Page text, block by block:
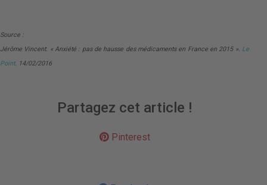
Source :
Jérôme Vincent. « Anxiété : pas de hausse des médicaments en France en 2015 ». Le
Point. 14/02/2016
Partagez cet article !
Pinterest